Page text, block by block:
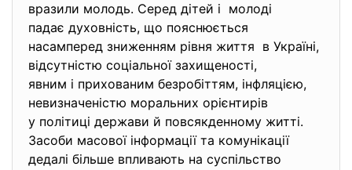
вразили молодь. Серед дітей і молоді
падає духовність, що пояснюється
насамперед зниженням рівня життя в Україні,
відсутністю соціальної захищеності,
явним і прихованим безробіттям, інфляцією,
невизначеністю моральних орієнтирів
у політиці держави й повсякденному житті.
Засоби масової інформації та комунікації
дедалі більше впливають на суспільство